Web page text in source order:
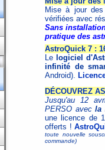
Mise à jour
vérifiées avec
Sans
pratique des
AstroQuick 7 :
Le logiciel
infinité de
Android).
DÉCOUVREZ
Jusqu'au 12
PERSO avec la
une licence de
offerts !
toute nouvelle
commande)